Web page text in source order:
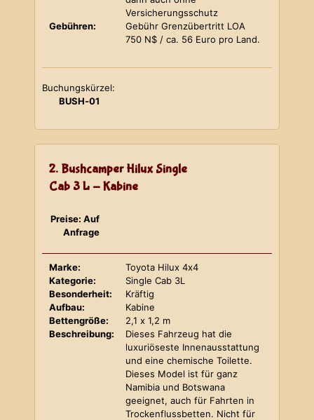
Versicherungsschutz
Gebühren:
Gebühr Grenzübertritt LOA
750 N$ / ca. 56 Euro pro Land.
Buchungskürzel:
BUSH-01
2. Bushcamper Hilux Single
Cab 3 L - Kabine
Preise: Auf
Anfrage
Marke:
Toyota Hilux 4x4
Kategorie:
Single Cab 3L
Besonderheit:
Kräftig
Aufbau:
Kabine
Bettengröße:
2,1 x 1,2 m
Beschreibung:
Dieses Fahrzeug hat die
luxuriöseste Innenausstattung
und eine chemische Toilette.
Dieses Model ist für ganz
Namibia und Botswana
geeignet, auch für Fahrten in
Trockenflussbetten. Nicht für